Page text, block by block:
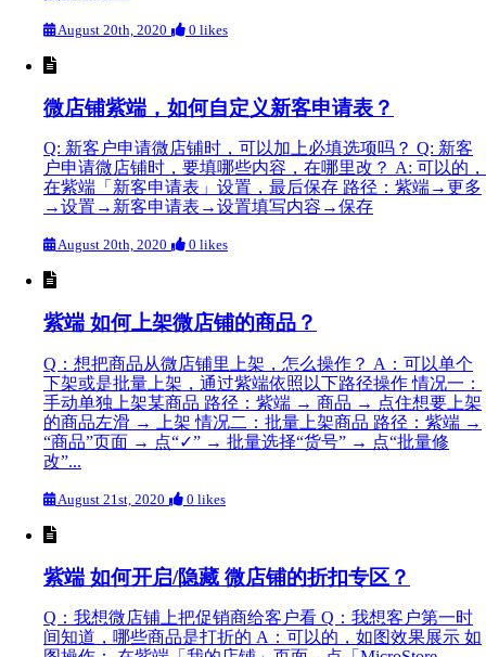
August 20th, 2020 0 likes
微店铺紫端，如何自定义新客申请表？
Q: 新客户申请微店铺时，可以加上必填选项吗？ Q: 新客
户申请微店铺时，要填哪些内容，在哪里改？ A: 可以的，
在紫端「新客申请表」设置，最后保存 路径：紫端→更多
→设置→新客申请表→设置填写内容→保存
August 20th, 2020 0 likes
紫端 如何上架微店铺的商品？
Q：想把商品从微店铺里上架，怎么操作？ A：可以单个
下架或是批量上架，通过紫端依照以下路径操作 情况一：
手动单独上架某商品 路径：紫端 → 商品 → 点住想要上架
的商品左滑 → 上架 情况二：批量上架商品 路径：紫端 →
“商品”页面 → 点“✓” → 批量选择“货号” → 点“批量修
改”...
August 21st, 2020 0 likes
紫端 如何开启/隐藏 微店铺的折扣专区？
Q：我想微店铺上把促销商给客户看 Q：我想客户第一时
间知道，哪些商品是打折的 A：可以的，如图效果展示 如